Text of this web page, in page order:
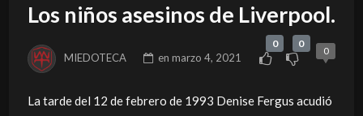
Los niños asesinos de Liverpool.
MIEDOTECA enmarzo 4, 2021
0 0
0
La tarde del 12 de febrero de 1993 Denise Fergus acudió